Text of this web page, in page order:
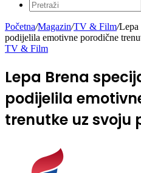
Početna/Magazin/TV & Film/Lepa
podijelila emotivne porodične
TV & Film
Lepa Brena
podijelila
trenutke uz svoju